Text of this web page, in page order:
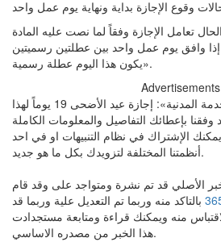
تعامل الإجازة وفقاً لما نصت عليه المادة
وافق يوم عمل واحد بين عطلتين رسميتين
يكون هذا اليوم عطلة رسمية».
Advertisements
كانت هذه تفاصيل خبر «الخدمة المدنية»: إجازة عيد الأضحى 19 يوماً لهذا
وفقنا بإعطائك التفاصيل والمعلومات الكاملة
يمكنك الإشتراك في نظام التنبيهات او في احد
أنظمتنا المختلفة لتزويدك بكل ما هو جديد.
الأصلي قد تم نشرة ومتواجد على وقد قام
بالتاكد منه وربما تم التعديل علية وربما قد
منه ويمكنك قراءة ومتابعة مستجدادت
هذا الخبر من مصدره الاساسي.